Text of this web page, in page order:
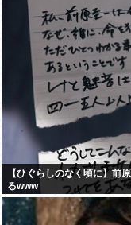
【ひぐらしのなく頃に】前
るwww